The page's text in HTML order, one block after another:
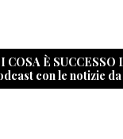
È SUCCESSO
con le notizie